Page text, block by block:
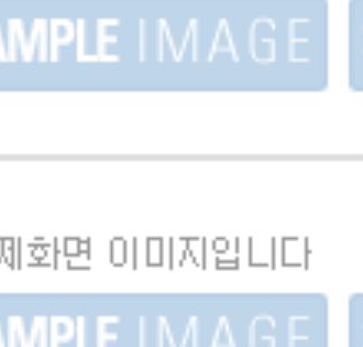
남웹툰캠퍼스 | 2023 경남만화웹툰페스티
벌 ..
Brand promotion
남웹툰캠퍼스 | 경남웹툰페스티벌 / 홍보